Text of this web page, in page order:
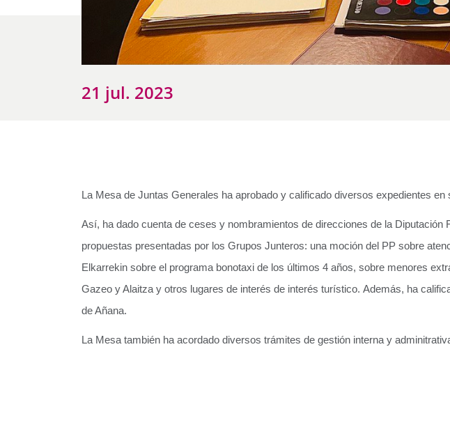
21 jul. 2023
La Mesa de Juntas Generales ha aprobado y calificado diversos expedientes en
Así, ha dado cuenta de ceses y nombramientos de direcciones de la
propuestas presentadas por los Grupos Junteros: una moción del PP sobre
Elkarrekin sobre el programa bonotaxi de los últimos 4 años, sobre menores
Gazeo y Alaitza y otros lugares de interés de interés turístico. Además, ha
de Añana.
La Mesa también ha acordado diversos trámites de gestión interna y